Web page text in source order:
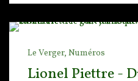
Le Verger, Numéros
Lionel Piettre -